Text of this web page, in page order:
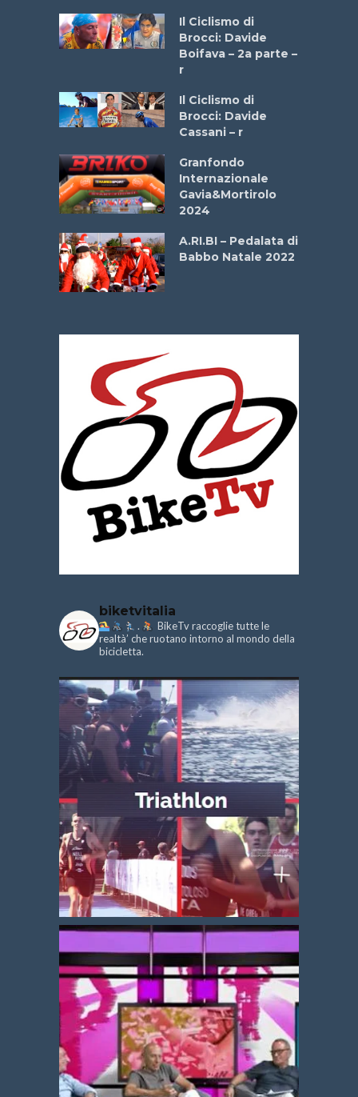
Il Ciclismo di
Brocci: Davide
Boifava – 2a parte –
r
Il Ciclismo di
Brocci: Davide
Cassani – r
Granfondo
Internazionale
Gavia&Mortirolo
2024
A.RI.BI – Pedalata di
Babbo Natale 2022
biketvitalia
.
BikeTv raccoglie tutte le
realtà’ che ruotano intorno al mondo della
bicicletta.